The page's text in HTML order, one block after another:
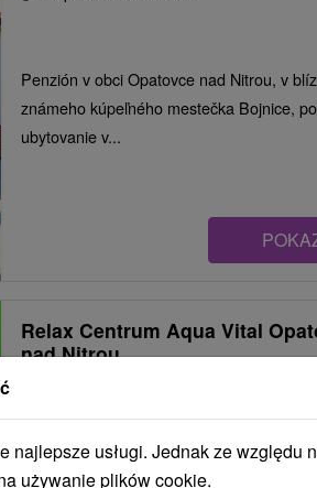
Penzión v obci Opatovce nad Nitrou, v
známeho kúpeľného mestečka Bojnice,
ubytovanie v...
Relax Centrum Aqua Vital
nad Nitrou
Penzión v obci Opatovce nad Nitrou,
najlepsze usługi. Jednak ze względu
używanie plików cookie.